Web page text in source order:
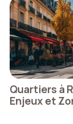
Quartiers à
Enjeux et